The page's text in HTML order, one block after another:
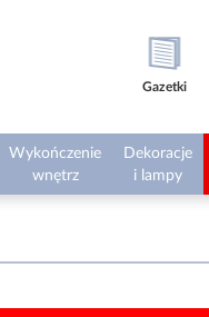
Gazetki
Wykończenie
wnętrz
Dekoracje
i lampy